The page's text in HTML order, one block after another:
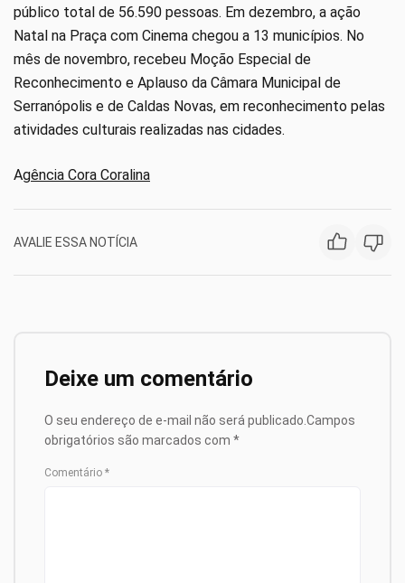
público total de 56.590 pessoas. Em dezembro, a ação
Natal na Praça com Cinema chegou a 13 municípios. No
mês de novembro, recebeu Moção Especial de
Reconhecimento e Aplauso da Câmara Municipal de
Serranópolis e de Caldas Novas, em reconhecimento pelas
atividades culturais realizadas nas cidades.
Agência Cora Coralina
AVALIE ESSA NOTÍCIA
Deixe um comentário
O seu endereço de e-mail não será publicado. Campos
obrigatórios são marcados com *
Comentário *